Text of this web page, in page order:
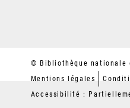
© Bibliothèque nationale
Mentions légales
Accessibilité :